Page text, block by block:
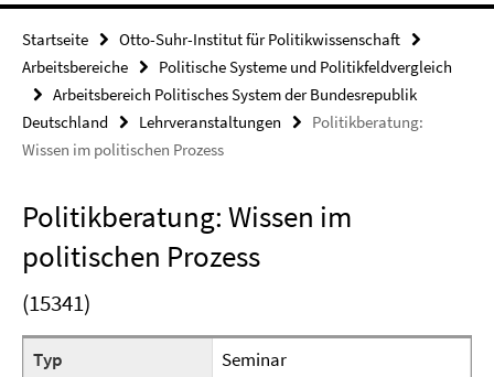
Startseite
Otto-Suhr-Institut für Politikwissenschaft
Arbeitsbereiche
Politische Systeme und Politikfeldvergleich
Arbeitsbereich Politisches System der Bundesrepublik
Deutschland
Lehrveranstaltungen
Politikberatung:
Wissen im politischen Prozess
Politikberatung: Wissen im
politischen Prozess
(15341)
Typ
Seminar